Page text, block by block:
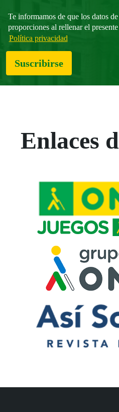
Te informamos de que los datos
proporciones al rellenar el
Política privacidad
Suscribirse
Enlaces